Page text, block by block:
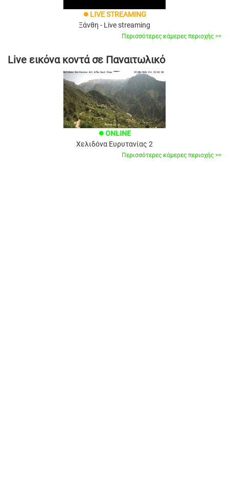
brightness_1 LIVE STREAMING
Ξάνθη - Live streaming
Περισσότερες κάμερες περιοχής >>
Live εικόνα κοντά σε Παναιτωλικό
brightness_1 ONLINE
Χελιδόνα Ευρυτανίας 2
Περισσότερες κάμερες περιοχής >>